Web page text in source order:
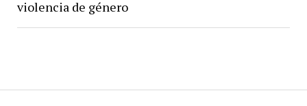
violencia de género